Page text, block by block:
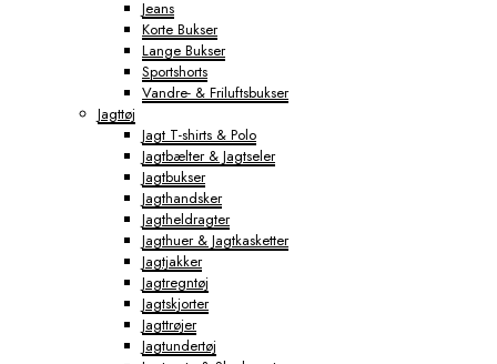
Jeans
Korte Bukser
Lange Bukser
Sportshorts
Vandre- & Friluftsbukser
Jagttøj
Jagt T-shirts & Polo
Jagtbælter & Jagtseler
Jagtbukser
Jagthandsker
Jagtheldragter
Jagthuer & Jagtkasketter
Jagtjakker
Jagtregntøj
Jagtskjorter
Jagttrøjer
Jagtundertøj